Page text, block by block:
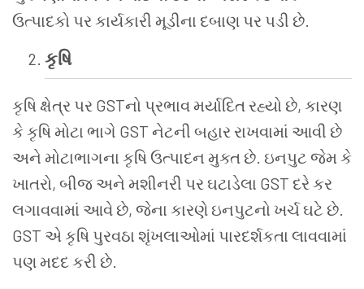
ઉત્પાદકો પર કાર્યકારી મૂડીના દબાણ પર પડી છે.
કૃષિ
કૃષિ ક્ષેત્ર પર GSTનો પ્રભાવ મર્યાદિત રહ્યો છે, કારણ
કે કૃષિ મોટા ભાગે GST નેટની બહાર રાખવામાં આવી છે
અને મોટાભાગના કૃષિ ઉત્પાદન મુક્ત છે. ઇનપુટ જેમ કે
ખાતરો, બીજ અને મશીનરી પર ઘટાડેલા GST દરે કર
લગાવવામાં આવે છે, જેના કારણે ઇનપુટનો ખર્ચ ઘટે છે.
GST એ કૃષિ પુરવઠા શૃંખલાઓમાં પારદર્શકતા લાવવામાં
પણ મદદ કરી છે.